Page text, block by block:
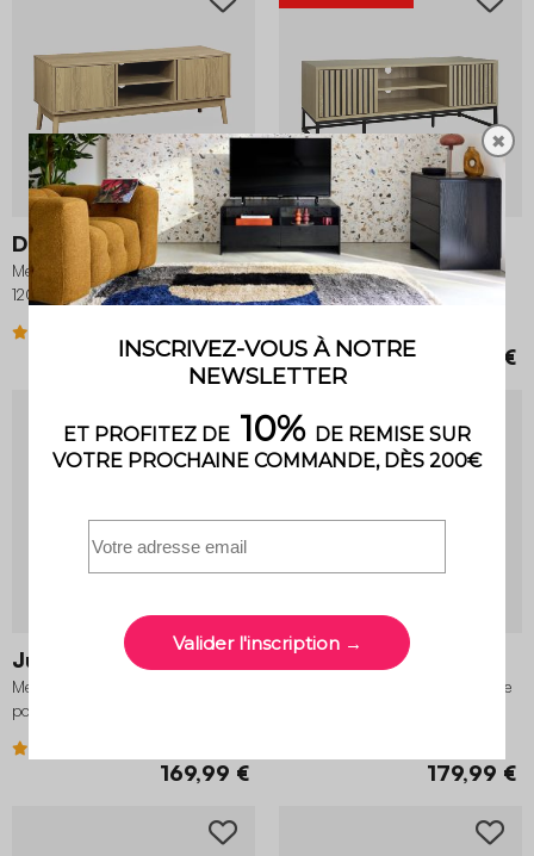
Dune
Meuble TV décor bois 2 portes
120cm
89,99 €
Lisbonne
Meuble TV décor bois rainuré et
métal 2 portes 120cm
129,99 € 90,99 €
2 variantes
Juliana
Meuble TV vintage décor bois 3
portes 150cm
169,99 €
Celian
Meuble TV exotique décor bois de
179,99 €
✖